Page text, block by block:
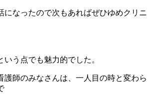
になったので次もあればぜひゆめクリニ
いう点でも魅力的でした。
護師のみなさんは、一人目の時と変わら